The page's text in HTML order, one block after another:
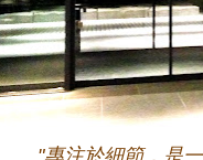
"專注於細節，是